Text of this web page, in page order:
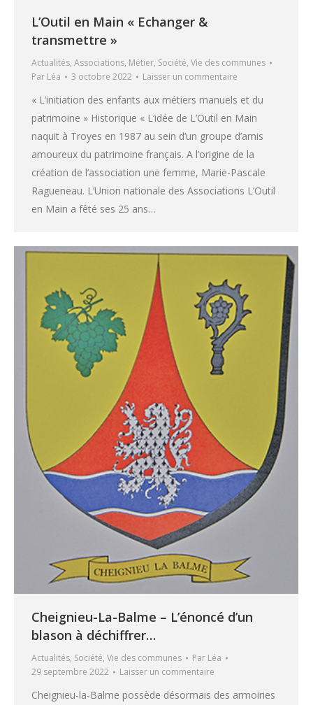
L’Outil en Main « Echanger &
transmettre »
Actualités, Associations, Métier, Société, Vie des communes
Par Léa 3 octobre 2022 Laisser un commentaire
« L’initiation des enfants aux métiers manuels et du
patrimoine » Historique « L’idée de L’Outil en Main
naquit à Troyes en 1987 au sein d’un groupe d’amis
amoureux du patrimoine français. A l’origine de la
création de l’association une femme, Marie-Pascale
Ragueneau. L’Union nationale des Associations L’Outil
en Main a fêté ses 25 ans…
Cheignieu-La-Balme – L’énoncé d’un
blason à déchiffrer…
Actualités, Société, Vie des communes Par Léa
29 septembre 2022
Laisser un commentaire
Cheignieu-la-Balme possède désormais des armoiries